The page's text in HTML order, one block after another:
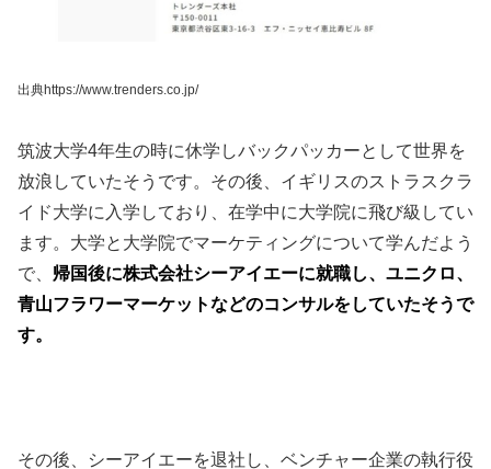
出典https://www.trenders.co.jp/
筑波大学4年生の時に休学しバックパッカーとして世界を
放浪していたそうです。その後、イギリスのストラスクラ
イド大学に入学しており、在学中に大学院に飛び級してい
ます。大学と大学院でマーケティングについて学んだよう
で、 帰国後に株式会社シーアイエーに就職し、ユニクロ、
青山フラワーマーケットなどのコンサルをしていたそうで
す。
その後、シーアイエーを退社し、ベンチャー企業の執行役